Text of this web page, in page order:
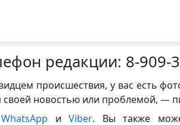
редакции: 8-909-
происшествия, у вас есть
своей новостью или проблемой, —
WhatsApp иViber. Вы также